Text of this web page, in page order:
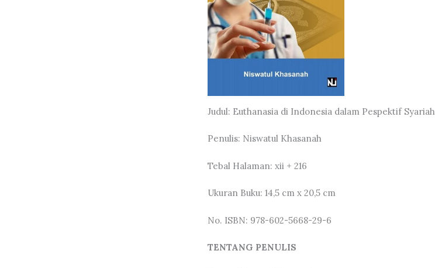
Judul: Euthanasia di Indonesia dalam Pespektif Syariah
Penulis: Niswatul Khasanah
Tebal Halaman: xii + 216
Ukuran Buku: 14,5 cm x 20,5 cm
No. ISBN: 978-602-5668-29-6
TENTANG PENULIS